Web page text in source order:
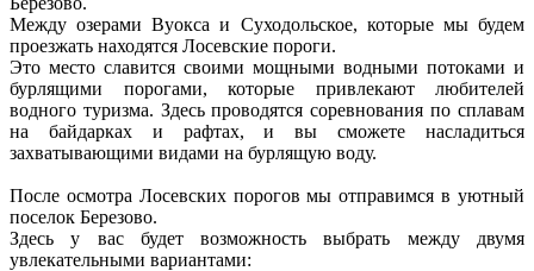
Между озерами Вуокса и Суходольское, которые мы будем
проезжать находятся Лосевские пороги.
Это место славится своими мощными водными потоками и
бурлящими порогами, которые привлекают любителей
водного туризма. Здесь проводятся соревнования по сплавам
на байдарках и рафтах, и вы сможете насладиться
захватывающими видами на бурлящую воду.
После осмотра Лосевских порогов мы отправимся в уютный
поселок Березово.
Здесь у вас будет возможность выбрать между двумя
увлекательными вариантами: